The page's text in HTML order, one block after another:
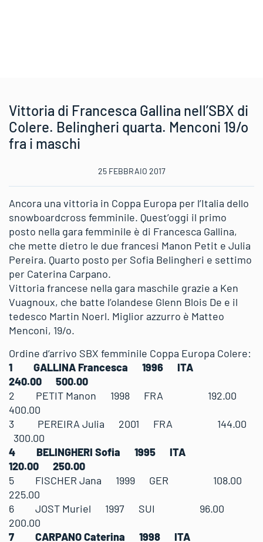
Vittoria di Francesca Gallina nell’SBX di
Colere. Belingheri quarta. Menconi 19/o
fra i maschi
25 FEBBRAIO 2017
Ancora una vittoria in Coppa Europa per l’Italia dello
snowboardcross femminile. Quest’oggi il primo
posto nella gara femminile è di Francesca Gallina,
che mette dietro le due francesi Manon Petit e Julia
Pereira. Quarto posto per Sofia Belingheri e settimo
per Caterina Carpano.
Vittoria francese nella gara maschile grazie a Ken
Vuagnoux, che batte l’olandese Glenn Blois De e il
tedesco Martin Noerl. Miglior azzurro è Matteo
Menconi, 19/o.
Ordine d’arrivo SBX femminile Coppa Europa Colere:
1 GALLINA Francesca 1996 ITA
240.00 500.00
2 PETIT Manon 1998 FRA 192.00
400.00
3 PEREIRA Julia 2001 FRA 144.00
300.00
4 BELINGHERI Sofia 1995 ITA
120.00 250.00
5 FISCHER Jana 1999 GER 108.00
225.00
6 JOST Muriel 1997 SUI 96.00
200.00
7 CARPANO Caterina 1998 ITA